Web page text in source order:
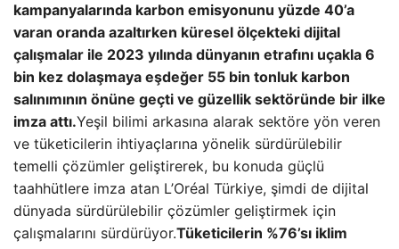
kampanyalarında karbon emisyonunu yüzde 40’a
varan oranda azaltırken küresel ölçekteki dijital
çalışmalar ile 2023 yılında dünyanın etrafını uçakla 6
bin kez dolaşmaya eşdeğer 55 bin tonluk karbon
salınımının önüne geçti ve güzellik sektöründe bir ilke
imza attı.Yeşil bilimi arkasına alarak sektöre yön veren
ve tüketicilerin ihtiyaçlarına yönelik sürdürülebilir
temelli çözümler geliştirerek, bu konuda güçlü
taahhütlere imza atan L’Oréal Türkiye, şimdi de dijital
dünyada sürdürülebilir çözümler geliştirmek için
çalışmalarını sürdürüyor.Tüketicilerin %76’sı iklim